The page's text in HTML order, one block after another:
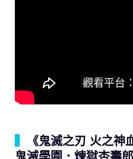
《鬼滅之刃 火之神